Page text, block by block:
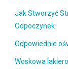
Jak Stworzyć
Odpoczynek
Odpowiednie
Woskowa